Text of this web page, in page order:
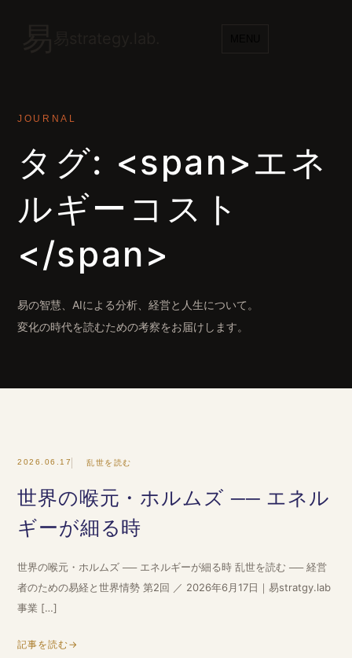
JOURNAL
タグ: <span>エネ
ルギーコスト
</span>
易の智慧、AIによる分析、経営と人生について。
変化の時代を読むための考察をお届けします。
2026.06.17 乱世を読む
世界の喉元・ホルムズ ── エネル
ギーが細る時
世界の喉元・ホルムズ ── エネルギーが細る時 乱世を読む ── 経営
者のための易経と世界情勢 第2回 ／ 2026年6月17日｜易stratgy.lab
事業 […]
記事を読む→